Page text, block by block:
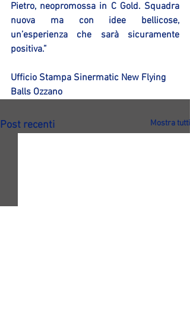
Pietro, neopromossa in C Gold. Squadra
nuova ma con idee bellicose,
un’esperienza che sarà sicuramente
positiva.”
Ufficio Stampa Sinermatic New Flying
Balls Ozzano
Post recenti Mostra tutti